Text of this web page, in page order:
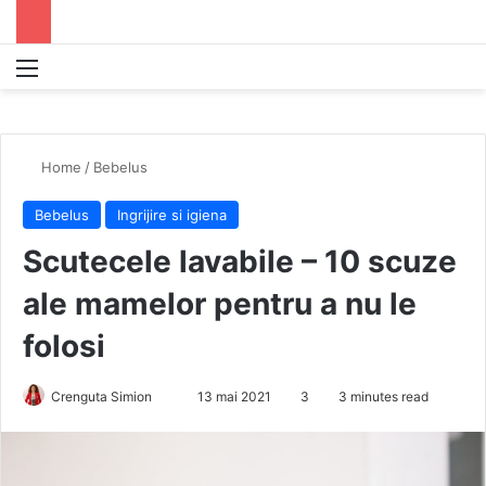
Home / Bebelus
Bebelus Ingrijire si igiena
Scutecele lavabile – 10 scuze
ale mamelor pentru a nu le
folosi
Crenguta Simion 13 mai 2021 3 3 minutes read